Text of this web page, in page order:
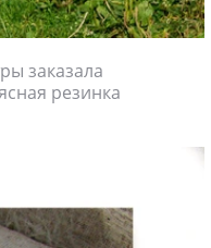
заказала
резинка